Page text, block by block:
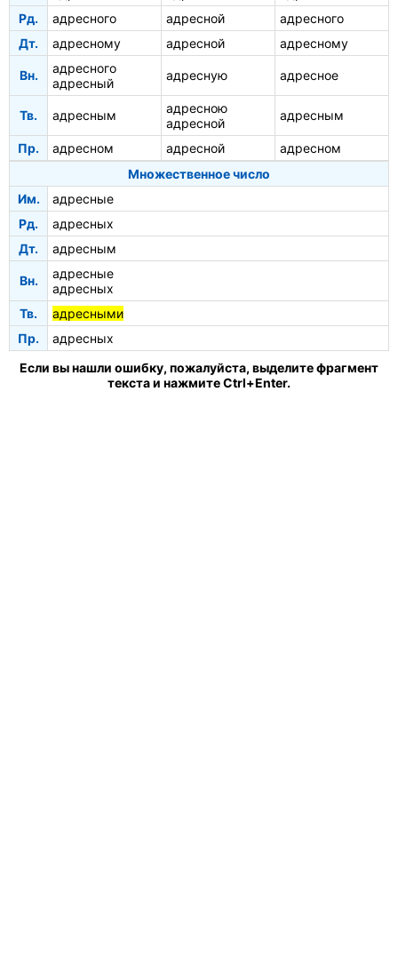
Рд.
адресного адресной
адресного
Дт.
адресному адресной адресному
Вн.
адресного
адресный
адресную адресное
Тв. адресным
адресною
адресной
адресным
Пр. адресном адресной
адресном
Множественное число
Им.
адресные
Рд.
адресных
Дт.
адресным
Вн.
адресные
адресных
Тв.
адресными
Пр.
адресных
Если вы нашли ошибку, пожалуйста, выделите фрагмент
текста и нажмите Ctrl+Enter.